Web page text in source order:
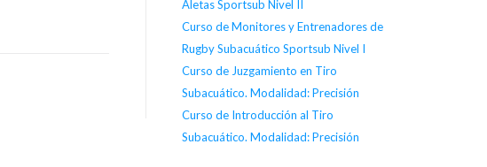
Aletas Sportsub Nivel II
Curso de Monitores y Entrenadores de
Rugby Subacuático Sportsub Nivel I
Curso de Juzgamiento en Tiro
Subacuático. Modalidad: Precisión
Curso de Introducción al Tiro
Subacuático. Modalidad: Precisión